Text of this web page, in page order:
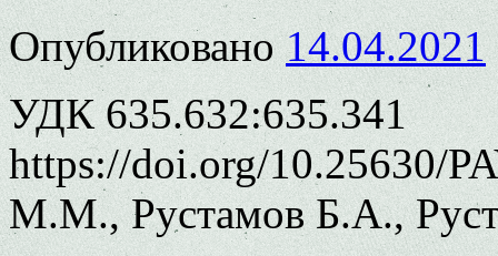
Опубликовано 14.04.2021
УДК 635.632:635.341
https://doi.org/10.25630/
М.М., Рустамов Б.А.,